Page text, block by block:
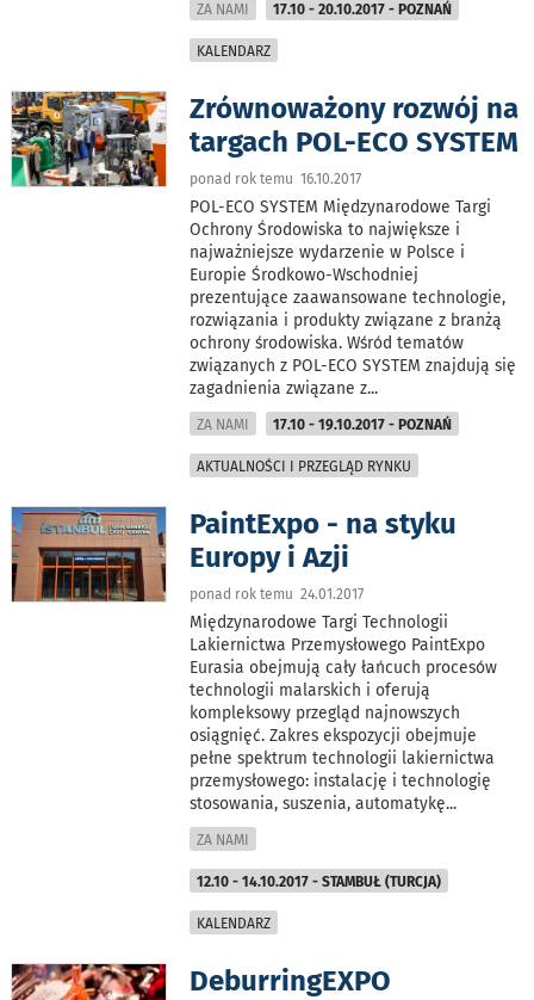
ZA NAMI 17.10 - 20.10.2017 - POZNAŃ
KALENDARZ
Zrównoważony rozwój na
targach POL-ECO SYSTEM
ponad rok temu 16.10.2017
POL-ECO SYSTEM Międzynarodowe Targi
Ochrony Środowiska to największe i
najważniejsze wydarzenie w Polsce i
Europie Środkowo-Wschodniej
prezentujące zaawansowane technologie,
rozwiązania i produkty związane z branżą
ochrony środowiska. Wśród tematów
związanych z POL-ECO SYSTEM znajdują się
zagadnienia związane z...
ZA NAMI 17.10 - 19.10.2017 - POZNAŃ
AKTUALNOŚCI I PRZEGLĄD RYNKU
PaintExpo - na styku
Europy i Azji
ponad rok temu 24.01.2017
Międzynarodowe Targi Technologii
Lakiernictwa Przemysłowego PaintExpo
Eurasia obejmują cały łańcuch procesów
technologii malarskich i oferują
kompleksowy przegląd najnowszych
osiągnięć. Zakres ekspozycji obejmuje
pełne spektrum technologii lakiernictwa
przemysłowego: instalację i technologię
stosowania, suszenia, automatykę...
ZA NAMI
12.10 - 14.10.2017 - STAMBUŁ (TURCJA)
KALENDARZ
DeburringEXPO